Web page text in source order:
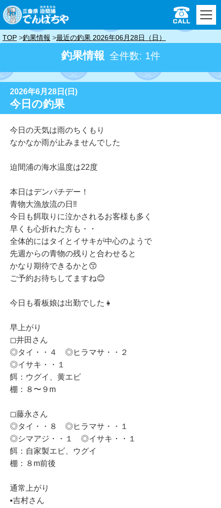
TOP 釣果情報 最近の釣果 2026年06月28日（日）
釣果情報 全件数: 1件
2026年6月28日(日)
今日の釣果
今日の天気は雨のちくもり
なかなか雨が止みませんでした
迫間浦の海水温度は22度
本日はデンパチデー！
青物大漁放流の日‼️
今日も餌取りに泣かされるお客様も多く
早くも心折れた方も・・
全体的にはタイとイサキが中心のようで
先週からの青物の残りと合わせると
かなり期待できるかと😙
ご予約お待ちしてますね😊
今日も看板娘は出勤でした👧
早上がり
◻︎井田さん
◎タイ・・４ ◎ヒラマサ・・２
◎イサキ・・１
餌：ウグイ、黄エビ
棚：８〜９m
◻︎藤永さん
◎タイ・・８ ◎ヒラマサ・・１
◎シマアジ・・１ ◎イサキ・・１
餌：自家製エビ、ウグイ
棚：８m前後
通常上がり
▪️吉村さん